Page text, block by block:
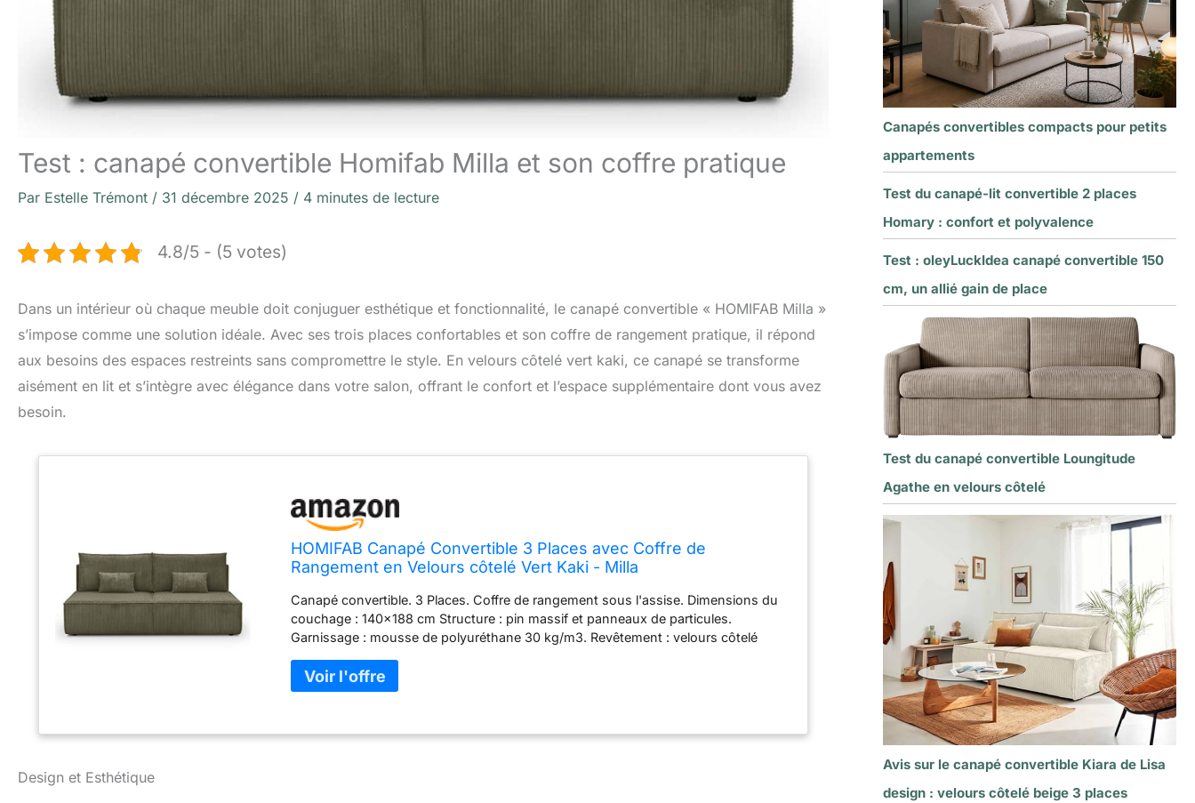
Test : canapé convertible Homifab Milla et son coffre pratique
Par Estelle Trémont / 31 décembre 2025 / 4 minutes de lecture
4.8/5 - (5 votes)
Dans un intérieur où chaque meuble doit conjuguer esthétique et fonctionnalité, le canapé convertible « HOMIFAB Milla »
s’impose comme une solution idéale. Avec ses trois places confortables et son coffre de rangement pratique, il répond
aux besoins des espaces restreints sans compromettre le style. En velours côtelé vert kaki, ce canapé se transforme
aisément en lit et s’intègre avec élégance dans votre salon, offrant le confort et l’espace supplémentaire dont vous avez
besoin.
HOMIFAB Canapé Convertible 3 Places avec Coffre de
Rangement en Velours côtelé Vert Kaki - Milla
Canapé convertible. 3 Places. Coffre de rangement sous l'assise. Dimensions du
couchage : 140x188 cm Structure : pin massif et panneaux de particules.
Garnissage : mousse de polyuréthane 30 kg/m3. Revêtement : velours côtelé
d'assise : 41 cm. Profondeur d'assise : 59 cm Livré avec 2 coussins rectangulaires
cale-reins Fabriqué en Europe. Garantie 2 ans
Design et Esthétique
Canapés convertibles compacts pour petits
appartements
Test du canapé-lit convertible 2 places
Homary : confort et polyvalence
Test : oleyLuckIdea canapé convertible 150
cm, un allié gain de place
Test du canapé convertible Loungitude
Agathe en velours côtelé
Avis sur le canapé convertible Kiara de Lisa
design : velours côtelé beige 3 places